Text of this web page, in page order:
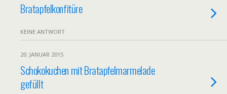
Bratapfelkonfitüre
KEINE ANTWORT
20. JANUAR 2015
Schokokuchen mit Bratapfelmarmelade
gefüllt